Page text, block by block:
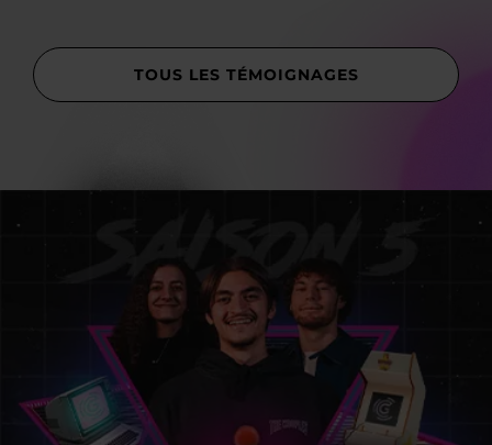
TOUS LES TÉMOIGNAGES